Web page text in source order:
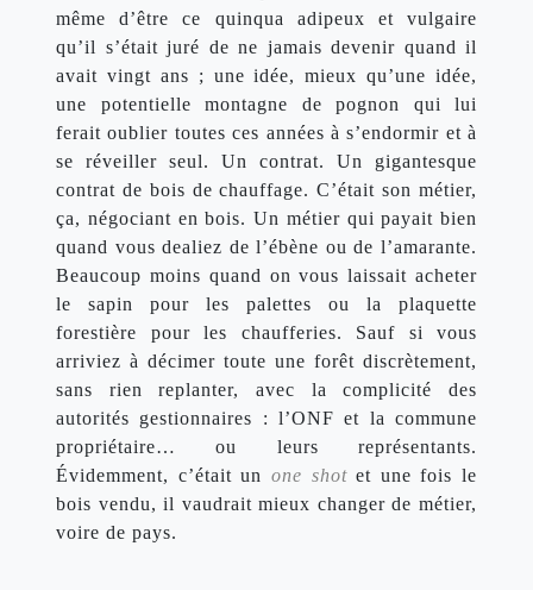
même d’être ce quinqua adipeux et vulgaire
qu’il s’était juré de ne jamais devenir quand il
avait vingt ans ; une idée, mieux qu’une idée,
une potentielle montagne de pognon qui lui
ferait oublier toutes ces années à s’endormir et à
se réveiller seul. Un contrat. Un gigantesque
contrat de bois de chauffage. C’était son métier,
ça, négociant en bois. Un métier qui payait bien
quand vous dealiez de l’ébène ou de l’amarante.
Beaucoup moins quand on vous laissait acheter
le sapin pour les palettes ou la plaquette
forestière pour les chaufferies. Sauf si vous
arriviez à décimer toute une forêt discrètement,
sans rien replanter, avec la complicité des
autorités gestionnaires : l’ONF et la commune
propriétaire… ou leurs représentants.
Évidemment, c’était un one shot et une fois le
bois vendu, il vaudrait mieux changer de métier,
voire de pays.